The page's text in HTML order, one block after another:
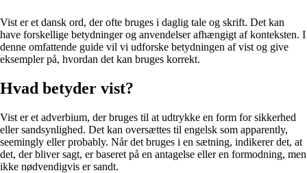
Vist er et dansk ord, der ofte bruges i daglig tale og skrift. Det kan
have forskellige betydninger og anvendelser afhængigt af konteksten. I
denne omfattende guide vil vi udforske betydningen af vist og give
eksempler på, hvordan det kan bruges korrekt.
Hvad betyder vist?
Vist er et adverbium, der bruges til at udtrykke en form for sikkerhed
eller sandsynlighed. Det kan oversættes til engelsk som apparently,
seemingly eller probably. Når det bruges i en sætning, indikerer det, at
det, der bliver sagt, er baseret på en antagelse eller en formodning, men
ikke nødvendigvis er sandt.